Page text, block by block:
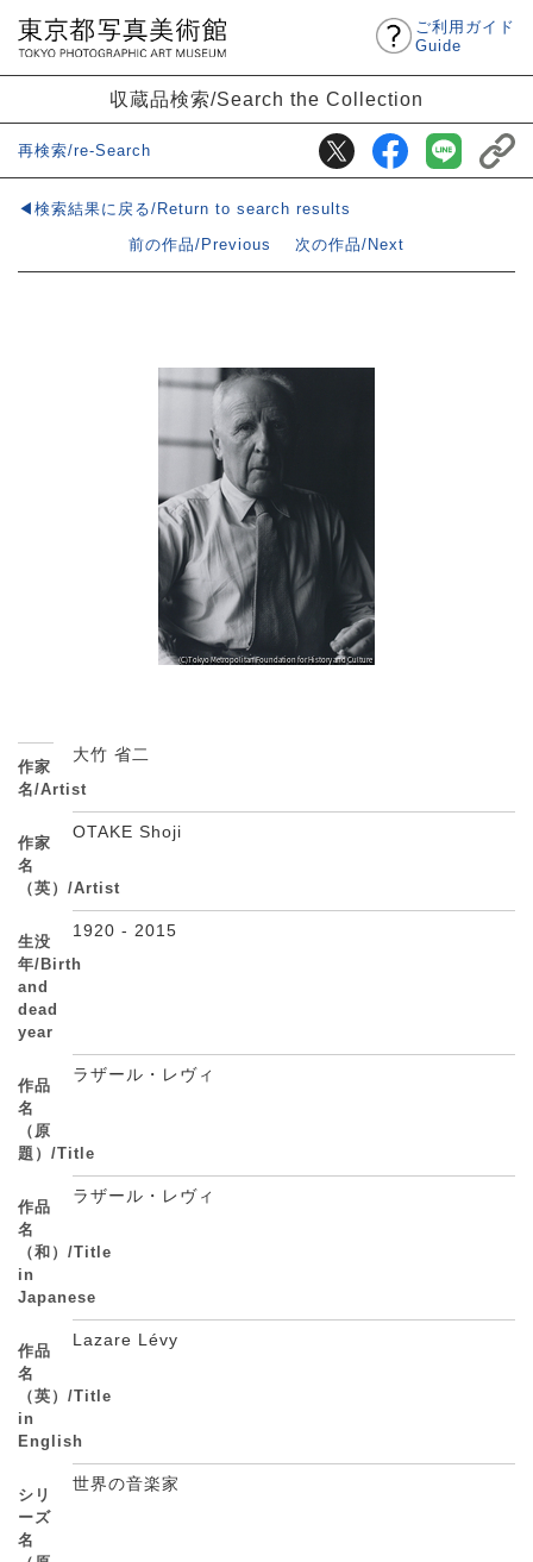
ご利用ガイド
Guide
収蔵品検索/Search the Collection
再検索/re-Search
◀検索結果に戻る/Return to search results
前の作品/Previous
次の作品/Next
作家
名/Artist
大竹 省二
作家
名
（英）/Artist
OTAKE Shoji
生没
年/Birth
and
dead
year
1920 - 2015
作品
名
（原
題）/Title
ラザール・レヴィ
作品
名
（和）/Title
in
Japanese
ラザール・レヴィ
作品
名
（英）/Title
in
English
Lazare Lévy
シリ
ーズ
名
世界の音楽家